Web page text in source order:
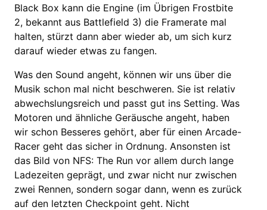
Black Box kann die Engine (im Übrigen Frostbite
2, bekannt aus Battlefield 3) die Framerate mal
halten, stürzt dann aber wieder ab, um sich kurz
darauf wieder etwas zu fangen.
Was den Sound angeht, können wir uns über die
Musik schon mal nicht beschweren. Sie ist relativ
abwechslungsreich und passt gut ins Setting. Was
Motoren und ähnliche Geräusche angeht, haben
wir schon Besseres gehört, aber für einen Arcade-
Racer geht das sicher in Ordnung. Ansonsten ist
das Bild von NFS: The Run vor allem durch lange
Ladezeiten geprägt, und zwar nicht nur zwischen
zwei Rennen, sondern sogar dann, wenn es zurück
auf den letzten Checkpoint geht. Nicht